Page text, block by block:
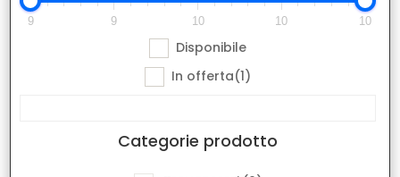
9 9 10 10 10
Disponibile
In offerta(1)
Categorie prodotto